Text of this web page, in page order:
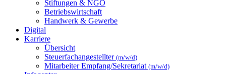
Stiftungen & NGO
Betriebswirtschaft
Handwerk & Gewerbe
Digital
Karriere
Übersicht
Steuerfachangestellter (m/w/d)
Mitarbeiter Empfang/Sekretariat (m/w/d)